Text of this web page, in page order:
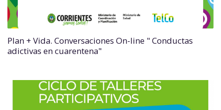
Plan + Vida. Conversaciones On-line " Conductas
adictivas en cuarentena"